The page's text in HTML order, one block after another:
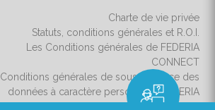
Charte de vie privée
Statuts, conditions générales et R.O.I.
Les Conditions générales de FEDERIA
CONNECT
Conditions générales de sous-traitance des
données à caractère personnel - FEDERIA